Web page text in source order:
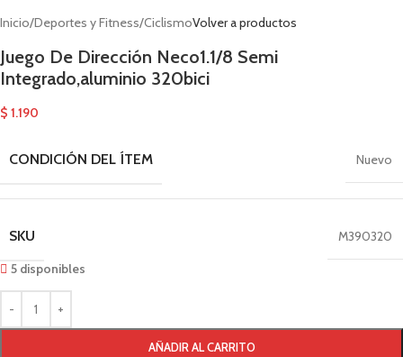
Inicio/Deportes y Fitness/CiclismoVolver a productos
Juego De Dirección Neco1.1/8 Semi
Integrado,aluminio 320bici
$ 1.190
CONDICIÓN DEL ÍTEM Nuevo
SKU
M390320
5 disponibles
AÑADIR AL CARRITO